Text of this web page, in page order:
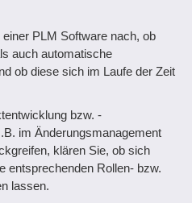
PLM Software nach, ob
auch automatische
ob diese sich im Laufe der Zeit
bzw. -
im Änderungsmanagement
klären Sie, ob sich
entsprechenden Rollen- bzw.
lassen.